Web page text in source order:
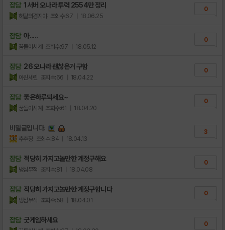
잡담 1서버 오나라 투력 2554만 정리
해탈의경지야 조회수:67 | 18.06.25
0
잡담 아.....
꿈돌이시계 조회수:97 | 18.05.12
0
잡담 26 오나라 괜찮은거 구함
아린세린 조회수:66 | 18.04.22
0
잡담 좋은하루되세요~
꿈돌이시계 조회수:61 | 18.04.20
0
비밀글입니다.
추추쟝 조회수:84 | 18.04.13
3
잡담 적당히 가지고놀만한 계정구해요
냉심무적 조회수:81 | 18.04.08
0
잡담 적당히 가지고놀만한 계정구합니다
냉심무적 조회수:58 | 18.04.01
0
잡담 굿게임하세요 0